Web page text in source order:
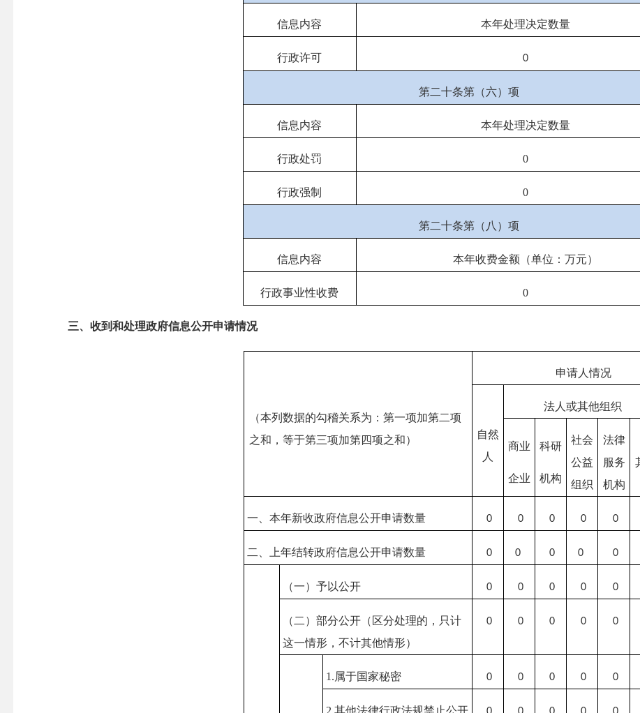
信息内容 本年处理决定数量
行政许可 0
第二十条第（六）项
信息内容 本年处理决定数量
行政处罚 0
行政强制 0
第二十条第（八）项
信息内容 本年收费金额（单位：万元）
行政事业性收费 0
三、收到和处理政府信息公开申请情况
（本列数据的勾稽关系为：第一项加第二项
之和，等于第三项加第四项之和）
申请人情况
自然
人
法人或其他组织
商业
企业
科研
机构
社会
公益
组织
法律
服务
机构
一、本年新收政府信息公开申请数量 0 0 0 0 0
二、上年结转政府信息公开申请数量 0 0 0 0 0
（一）予以公开 0 0 0 0 0
（二）部分公开（区分处理的，只计
这一情形，不计其他情形）
0 0 0 0 0
1.属于国家秘密 0 0 0 0 0
2.其他法律行政法规禁止公开